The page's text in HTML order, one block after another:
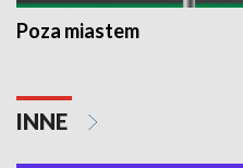
Poza miastem
INNE